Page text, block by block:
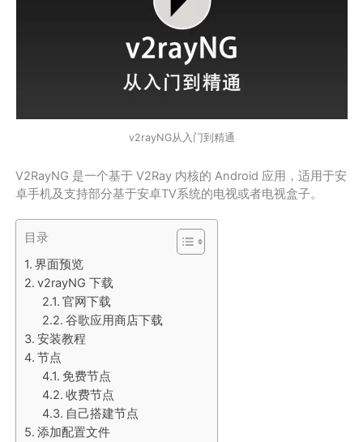
v2rayNG从入门到精通
V2RayNG 是一个基于 V2Ray 内核的 Android 应用，适用于安
卓手机及支持部分基于安卓TV系统的电视或者电视盒子。
目录
界面预览
v2rayNG 下载
官网下载
谷歌应用商店下载
安装教程
节点
免费节点
收费节点
自己搭建节点
添加配置文件